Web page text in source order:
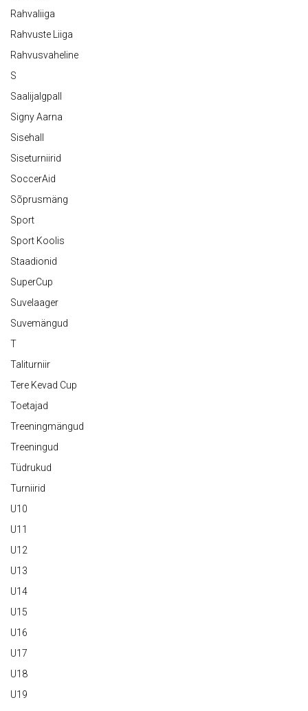
Rahvaliiga
Rahvuste Liiga
Rahvusvaheline
S
Saalijalgpall
Signy Aarna
Sisehall
Siseturniirid
SoccerAid
Sõprusmäng
Sport
Sport Koolis
Staadionid
SuperCup
Suvelaager
Suvemängud
T
Taliturniir
Tere Kevad Cup
Toetajad
Treeningmängud
Treeningud
Tüdrukud
Turniirid
U10
U11
U12
U13
U14
U15
U16
U17
U18
U19